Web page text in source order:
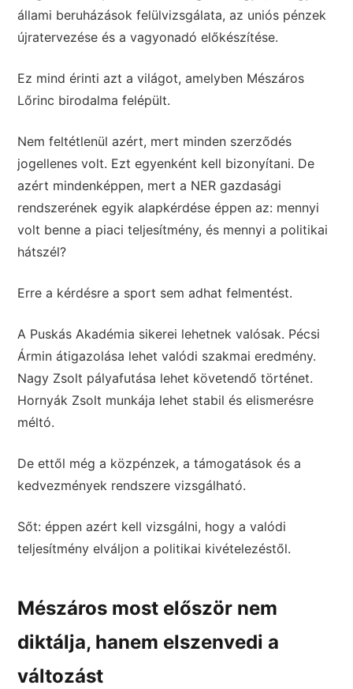
állami beruházások felülvizsgálata, az uniós pénzek
újratervezése és a vagyonadó előkészítése.
Ez mind érinti azt a világot, amelyben Mészáros
Lőrinc birodalma felépült.
Nem feltétlenül azért, mert minden szerződés
jogellenes volt. Ezt egyenként kell bizonyítani. De
azért mindenképpen, mert a NER gazdasági
rendszerének egyik alapkérdése éppen az: mennyi
volt benne a piaci teljesítmény, és mennyi a politikai
hátszél?
Erre a kérdésre a sport sem adhat felmentést.
A Puskás Akadémia sikerei lehetnek valósak. Pécsi
Ármin átigazolása lehet valódi szakmai eredmény.
Nagy Zsolt pályafutása lehet követendő történet.
Hornyák Zsolt munkája lehet stabil és elismerésre
méltó.
De ettől még a közpénzek, a támogatások és a
kedvezmények rendszere vizsgálható.
Sőt: éppen azért kell vizsgálni, hogy a valódi
teljesítmény elváljon a politikai kivételezéstől.
Mészáros most először nem
diktálja, hanem elszenvedi a
változást